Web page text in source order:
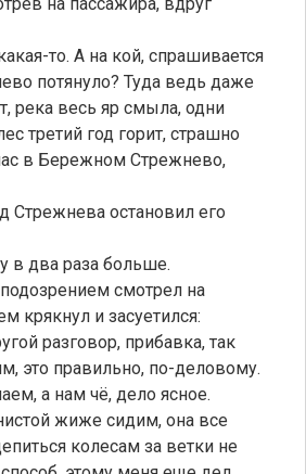
то. А на кой, спрашивается
потянуло? Туда ведь даже
река весь яр смыла, одни
третий год горит, страшно
в Бережном Стрежнево,
Стрежнева остановил его
в два раза больше.
смотрел на
крякнул и засуетился:
разговор, прибавка, так
это правильно, по-деловому.
а нам чё, дело ясное.
жиже сидим, она все
колесам за ветки не